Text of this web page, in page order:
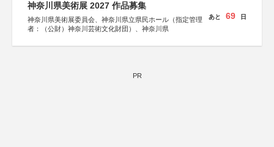
神奈川県美術展 2027 作品募集
神奈川県美術展委員会、神奈川県立県民ホール（指定管理
者：（公財）神奈川芸術文化財団）、神奈川県
あと 69 日
PR